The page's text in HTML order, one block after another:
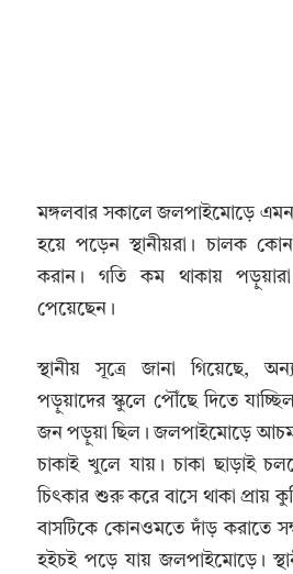
মঙ্গলবার সকালে জলপাইমোড়ে
হয়ে পড়েন স্থানীয়রা। চালক
করান। গতি কম থাকায়
পেয়েছেন।
স্থানীয় সূত্রে জানা গিয়েছে,
পড়ুয়াদের স্কুলে পৌঁছে দিতে
জন পড়ুয়া ছিল। জলপাইমোড়ে
চাকাই খুলে যায়। চাকা ছাড়াই
চিৎকার শুরু করে বাসে থাকা প্রায়
বাসটিকে কোনওমতে দাঁড় করাতে
হইচই পড়ে যায় জলপাইমোড়ে।